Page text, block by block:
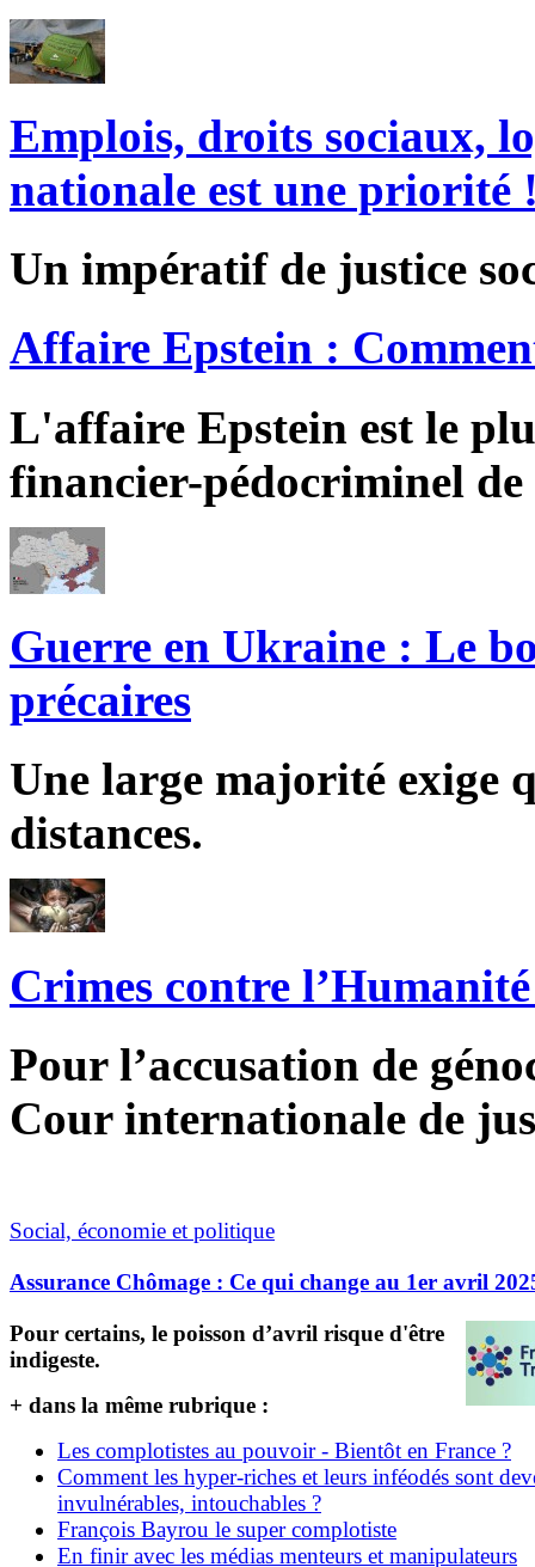
Emplois, droits sociaux,
nationale est une priorité
Un impératif de justice
Affaire Epstein :
L'affaire Epstein est le
financier-pédocriminel
Guerre en Ukraine : Le
précaires
Une large majorité exige
distances.
Crimes contre
Pour l’accusation de
Cour internationale de
Social, économie et politique
Assurance Chômage : Ce qui change au 1er avril
Pour certains, le poisson d’avril risque d'être
indigeste.
+ dans la même rubrique :
Les complotistes au pouvoir - Bientôt en France ?
Comment les hyper-riches et leurs inféodés sont
invulnérables, intouchables ?
François Bayrou le super complotiste
En finir avec les médias menteurs et manipulateurs